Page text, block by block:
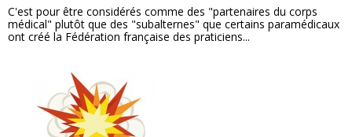
C'est pour être considérés comme des "partenaires du corps
médical" plutôt que des "subalternes" que certains paramédicaux
ont créé la Fédération française des praticiens...